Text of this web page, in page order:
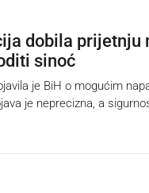
dobila prijetnju
sinoć
je BiH o mogućim
je neprecizna, a